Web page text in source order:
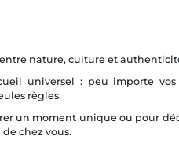
nature, culture et
universel : peu importe
règles.
un moment unique ou pour
chez vous.